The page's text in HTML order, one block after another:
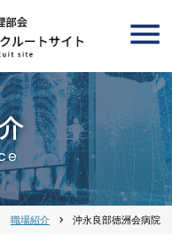
職場紹介 chevron_right 沖永良部徳洲会病院